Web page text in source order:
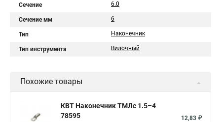
Сечение 6.0
Сечение мм 6
Тип Наконечник
Тип инструмента Вилочный
Похожие товары
КВТ Наконечник ТМЛс 1.5–4
78595
12,83 ₽